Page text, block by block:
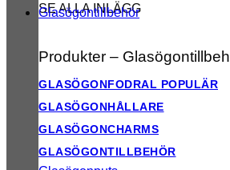
SE ALLA INLÄGG
Glasögontillbehör
Produkter –
GLASÖGONFODRAL
GLASÖGONHÅLLARE
GLASÖGONCHARMS
GLASÖGONTILLBEHÖR